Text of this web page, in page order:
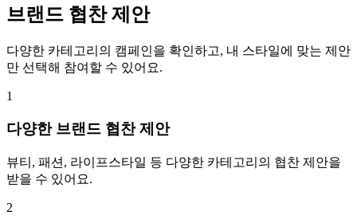
브랜드 협찬 제안
다양한 카테고리의 캠페인을 확인하고, 내 스타일에 맞는 제안
만 선택해 참여할 수 있어요.
1
다양한 브랜드 협찬 제안
뷰티, 패션, 라이프스타일 등 다양한 카테고리의 협찬 제안을
받을 수 있어요.
2